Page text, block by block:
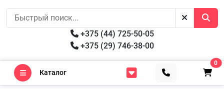
+375 (44) 725-50-05
+375 (29) 746-38-00
Каталог
0